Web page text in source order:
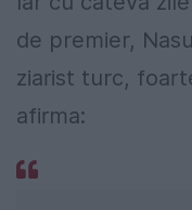
de premier,
ziarist turc,
afirma: